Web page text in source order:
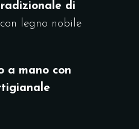
di
con legno nobile
a mano con